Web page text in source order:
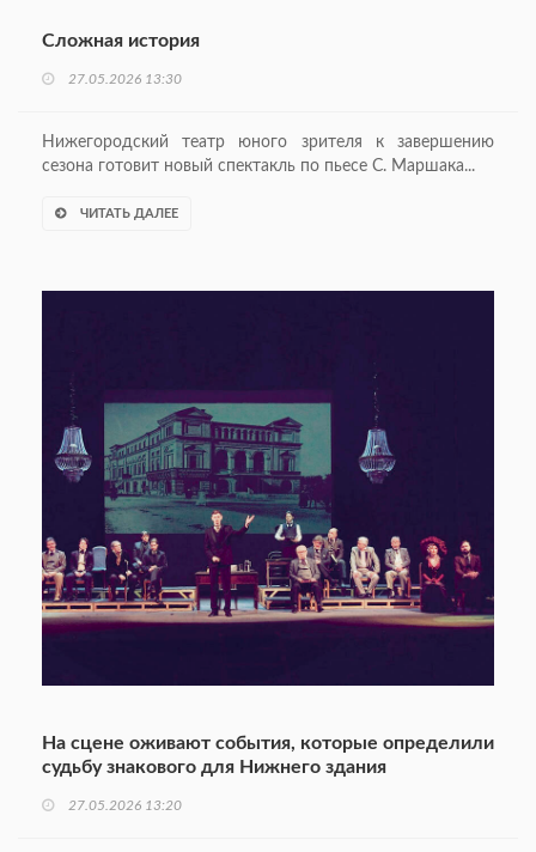
Сложная история
27.05.2026 13:30
Нижегородский театр юного зрителя к завершению
сезона готовит новый спектакль по пьесе С. Маршака...
ЧИТАТЬ ДАЛЕЕ
На сцене оживают события, которые определили
судьбу знакового для Нижнего здания
27.05.2026 13:20